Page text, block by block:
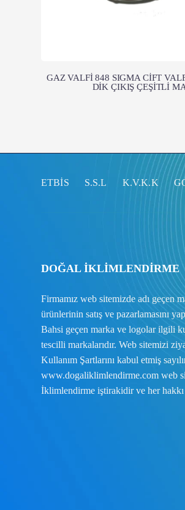
GAZ VALFİ 848 SIGMA CİFT
DİK ÇIKIŞ ÇEŞİTLİ
ETBİS S.S.L K.V.K.K
DOĞAL İKLİMLENDİRME
Firmamız web sitemizde adı geçen
ürünlerinin satış ve pazarlamasını
Bahsi geçen marka ve logolar ilgili
tescilli markalarıdır. Web sitemizi
Kullanım Şartlarını kabul etmiş
www.dogaliklimlendirme.com web
İklimlendirme iştirakidir ve her hakkı